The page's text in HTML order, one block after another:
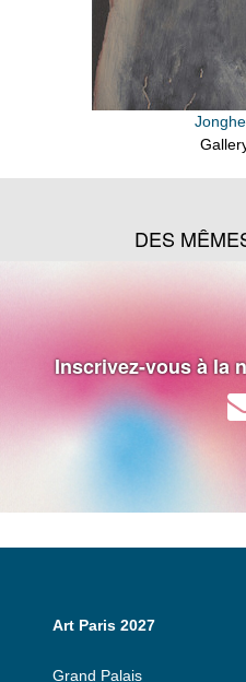
DES
Inscrivez-vous à la
Art Paris 2027
Grand Palais